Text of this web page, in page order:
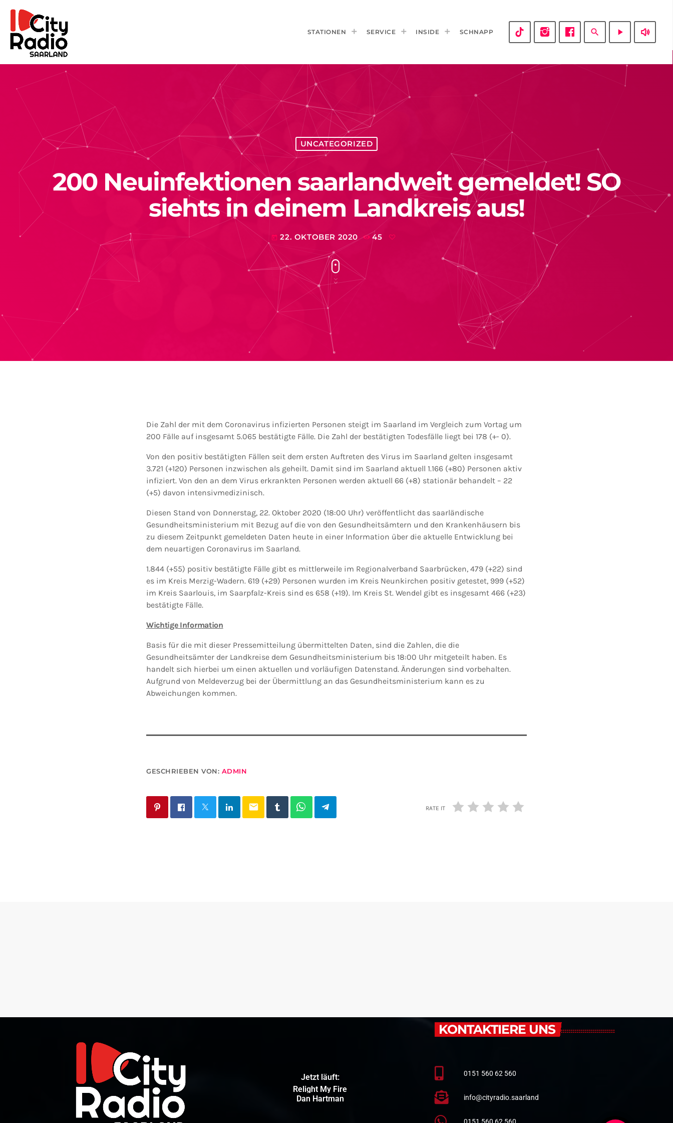
STATIONEN SERVICE INSIDE SCHNAPP search play_arrow volume_up
UNCATEGORIZED
200 Neuinfektionen saarlandweit gemeldet! SO
siehts in deinem Landkreis aus!
today 22. OKTOBER 2020 45
Die Zahl der mit dem Coronavirus infizierten Personen steigt im Saarland im Vergleich zum Vortag um
200 Fälle auf insgesamt 5.065 bestätigte Fälle. Die Zahl der bestätigten Todesfälle liegt bei 178 (+- 0).
Von den positiv bestätigten Fällen seit dem ersten Auftreten des Virus im Saarland gelten insgesamt
3.721 (+120) Personen inzwischen als geheilt. Damit sind im Saarland aktuell 1.166 (+80) Personen aktiv
infiziert. Von den an dem Virus erkrankten Personen werden aktuell 66 (+8) stationär behandelt – 22
(+5) davon intensivmedizinisch.
Diesen Stand von Donnerstag, 22. Oktober 2020 (18:00 Uhr) veröffentlicht das saarländische
Gesundheitsministerium mit Bezug auf die von den Gesundheitsämtern und den Krankenhäusern bis
zu diesem Zeitpunkt gemeldeten Daten heute in einer Information über die aktuelle Entwicklung bei
dem neuartigen Coronavirus im Saarland.
1.844 (+55) positiv bestätigte Fälle gibt es mittlerweile im Regionalverband Saarbrücken, 479 (+22) sind
es im Kreis Merzig-Wadern. 619 (+29) Personen wurden im Kreis Neunkirchen positiv getestet, 999 (+52)
im Kreis Saarlouis, im Saarpfalz-Kreis sind es 658 (+19). Im Kreis St. Wendel gibt es insgesamt 466 (+23)
bestätigte Fälle.
Wichtige Information
Basis für die mit dieser Pressemitteilung übermittelten Daten, sind die Zahlen, die die
Gesundheitsämter der Landkreise dem Gesundheitsministerium bis 18:00 Uhr mitgeteilt haben. Es
handelt sich hierbei um einen aktuellen und vorläufigen Datenstand. Änderungen sind vorbehalten.
Aufgrund von Meldeverzug bei der Übermittlung an das Gesundheitsministerium kann es zu
Abweichungen kommen.
GESCHRIEBEN VON: ADMIN
email RATE IT
Jetzt läuft:
Relight My Fire
Dan Hartman
KONTAKTIERE UNS
0151 560 62 560
info@cityradio.saarland
0151 560 62 560